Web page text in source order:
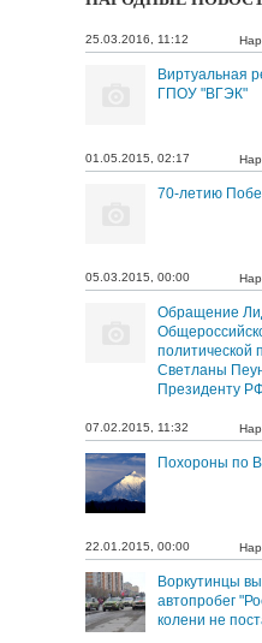
25.03.2016, 11:12
Виртуальная
ГПОУ "ВГЭК"
01.05.2015, 02:17
70-летию
05.03.2015, 00:00
Обращение
Светланы
Президенту
07.02.2015, 11:32
Похороны по
22.01.2015, 00:00
Воркутинцы
автопробег
колени не